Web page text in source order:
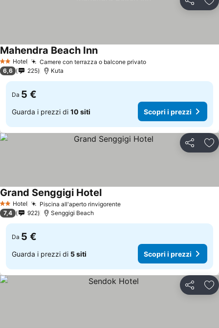
Condividi
2 StelleHotel Camere con terrazza o balcone privatoScopri i prezzi
Mahendra Beach InnScopri i prezzi
6,6 225 Kuta
Da 5 €
Guarda i prezzi di 10 siti Scopri i prezzi
Condividi
2 StelleHotel Piscina all'aperto rinvigorenteScopri i prezzi
Grand Senggigi HotelScopri i prezzi
7,4 922 Senggigi Beach
Da 5 €
Guarda i prezzi di 5 siti Scopri i prezzi
Condividi